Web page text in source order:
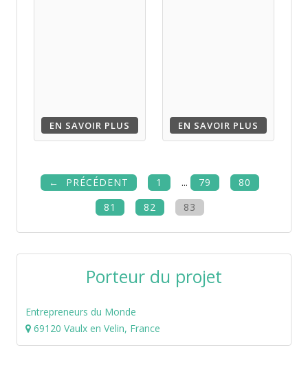
EN SAVOIR PLUS EN SAVOIR PLUS
PRÉCÉDENT 1 ... 79
80
81
82 83
Porteur du projet
Entrepreneurs du Monde
69120 Vaulx en Velin, France